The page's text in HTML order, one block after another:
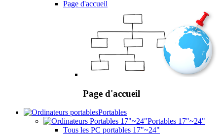
Page d'accueil
Page d'accueil
Portables
Portables 17"~24"
Tous les PC portables 17"~24"